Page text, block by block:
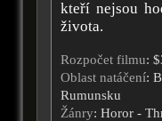
kteří nejsou
života.
Rozpočet filmu:
Oblast natáčení:
Rumunsku
Žánry: Horor -